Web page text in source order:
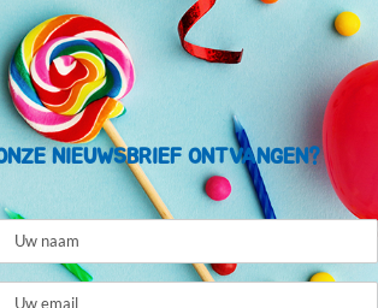
NIEUWSBRIEF ONTVANGEN?